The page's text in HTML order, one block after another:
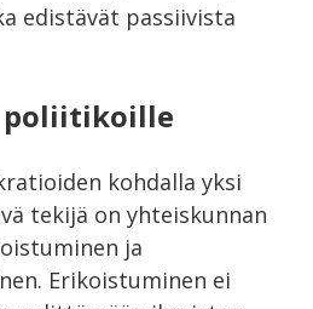
edistävät passiivista
poliitikoille
kohdalla yksi
tekijä on yhteiskunnan
ja
Erikoistuminen ei